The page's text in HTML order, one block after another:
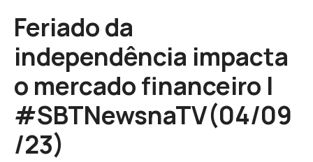
Feriado da
independência impacta
o mercado financeiro |
#SBTNewsnaTV(04/09
/23)